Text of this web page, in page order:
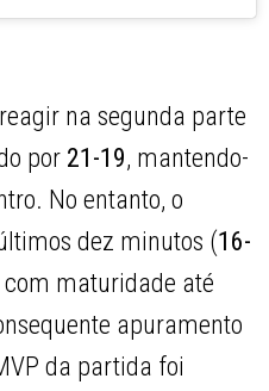
na segunda parte
por 21-19, mantendo-
No entanto, o
dez minutos (16-
maturidade até
apuramento
da partida foi